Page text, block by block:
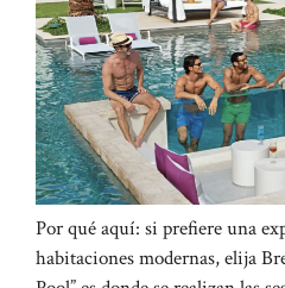
Por qué aquí: si prefiere una
habitaciones modernas, elija